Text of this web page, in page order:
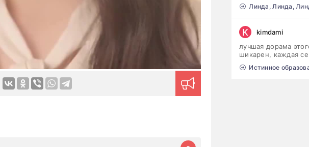
Линда, Линда,
K kimdami
лучшая дорама
шикарен, каждая
Истинное